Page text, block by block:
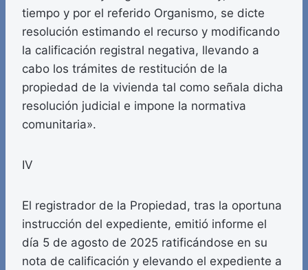
tiempo y por el referido Organismo, se dicte
resolución estimando el recurso y modificando
la calificación registral negativa, llevando a
cabo los trámites de restitución de la
propiedad de la vivienda tal como señala dicha
resolución judicial e impone la normativa
comunitaria».
IV
El registrador de la Propiedad, tras la oportuna
instrucción del expediente, emitió informe el
día 5 de agosto de 2025 ratificándose en su
nota de calificación y elevando el expediente a